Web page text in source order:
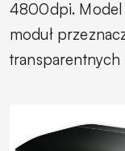
4800dpi. Model
moduł
transparentnych